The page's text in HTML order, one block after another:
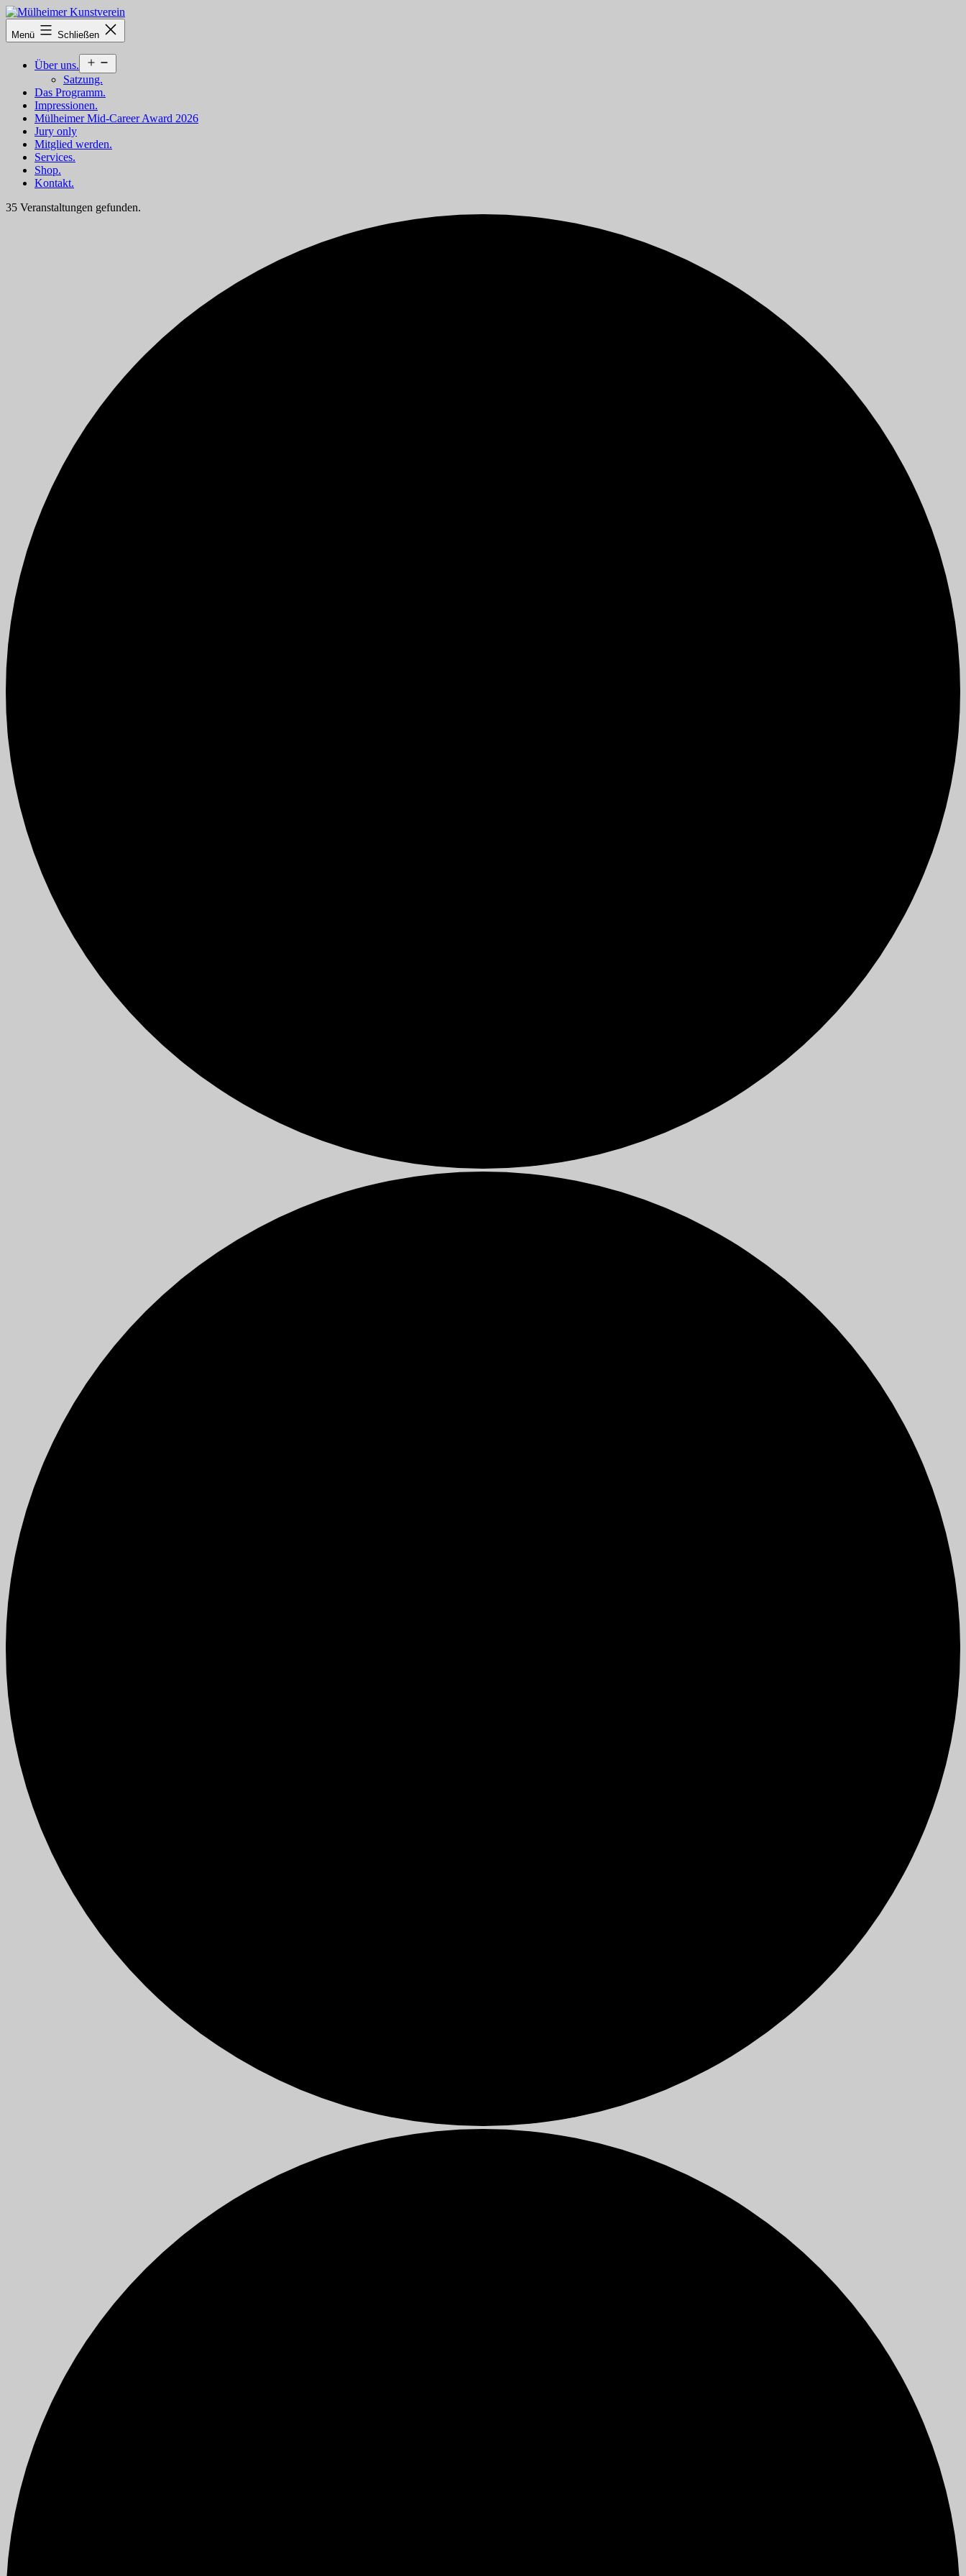
Zum
Inhalt
springen
Mülheimer
Kunstverein
Menü Schließen
Über uns.
öffnen
Satzung.
Das Programm.
Impressionen.
Mülheimer Mid-Career Award 2026
Jury only
Mitglied werden.
Services.
Shop.
Kontakt.
35 Veranstaltungen gefunden.